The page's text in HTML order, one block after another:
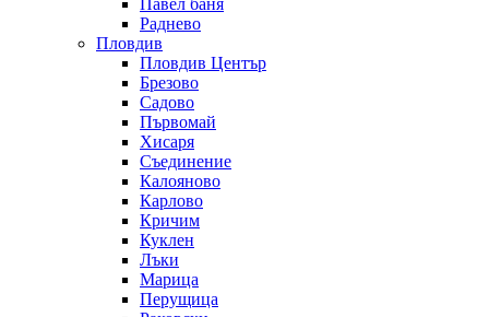
Павел баня
Раднево
Пловдив
Пловдив Център
Брезово
Садово
Първомай
Хисаря
Съединение
Калояново
Карлово
Кричим
Куклен
Лъки
Марица
Перущица